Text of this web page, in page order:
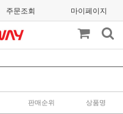
주문조회 마이페이지
판매순위 상품명